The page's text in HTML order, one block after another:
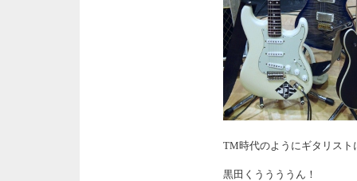
TM時代のようにギタリス
黒田くううううん！